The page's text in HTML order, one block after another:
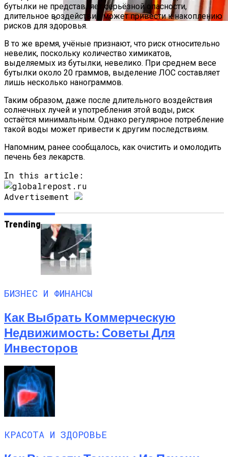
Ученые Узнали О Спиртном Напитке
бутылки не представляет серьёзной опасности,
длительное воздействие может привести к накоплению
рисков для здоровья.
В то же время, учёные признают, что риск относительно
невелик, поскольку количество химикатов,
выделяемых из бутылки, невелико. При среднем весе
бутылки около 20 граммов, выделение ЛОС составляет
лишь несколько нанограммов.
Таким образом, даже после длительного воздействия
солнечных лучей и употребления этой воды, риск
остаётся минимальным. Однако регулярное потребление
такой воды может привести к другим последствиям.
Напомним, ранее сообщалось, как очистить и омолодить
печень без лекарств.
In this article:
Advertisement
Trending
БИЗНЕС И ФИНАНСЫ
Как Выбрать Коммерческую
Недвижимость: Советы Для
Инвесторов
КРАСОТА И ЗДОРОВЬЕ